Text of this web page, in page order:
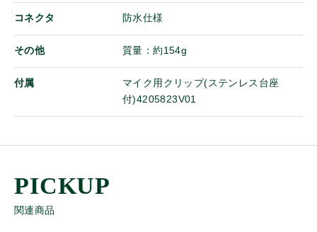
コネクタ 防水仕様
その他 質量：約154g
付属
マイク用クリップ(ステンレス台座
付)4205823V01
関連商品
オンザウェブに新規登録
ケーブル
イヤホンマイクパーツ
パーツ
Bluetooth
同時通話